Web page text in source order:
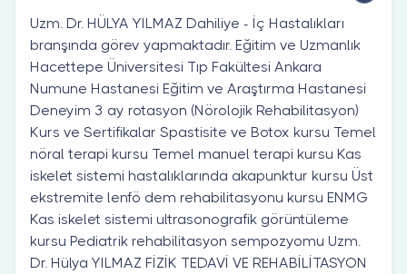
Uzm. Dr. HÜLYA YILMAZ Dahiliye - İç Hastalıkları
branşında görev yapmaktadır. Eğitim ve Uzmanlık
Hacettepe Üniversitesi Tıp Fakültesi Ankara
Numune Hastanesi Eğitim ve Araştırma Hastanesi
Deneyim 3 ay rotasyon (Nörolojik Rehabilitasyon)
Kurs ve Sertifikalar Spastisite ve Botox kursu Temel
nöral terapi kursu Temel manuel terapi kursu Kas
iskelet sistemi hastalıklarında akapunktur kursu Üst
ekstremite lenfö dem rehabilitasyonu kursu ENMG
Kas iskelet sistemi ultrasonografik görüntüleme
kursu Pediatrik rehabilitasyon sempozyomu Uzm.
Dr. Hülya YILMAZ FİZİK TEDAVİ VE REHABİLİTASYON